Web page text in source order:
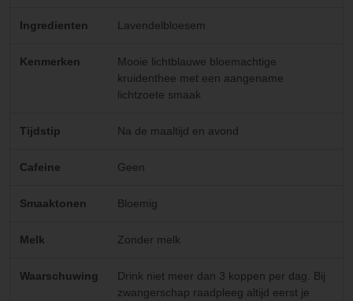
Ingredienten Lavendelbloesem
Kenmerken
Mooie lichtblauwe bloemachtige
kruidenthee met een aangename
lichtzoete smaak
Tijdstip Na de maaltijd en avond
Cafeine Geen
Smaaktonen Bloemig
Melk Zonder melk
Waarschuwing
Drink niet meer dan 3 koppen per dag. Bij
zwangerschap raadpleeg altijd eerst je